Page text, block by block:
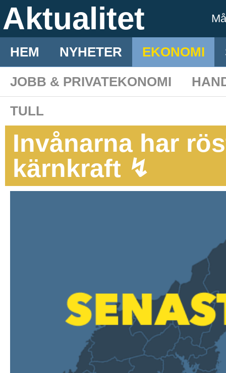
Aktualitet
HEM NYHETER EKONOMI
JOBB & PRIVATEKONOMI
TULL
Invånarna har
kärnkraft ↯